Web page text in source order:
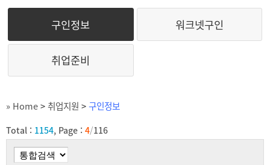
구인정보 워크넷구인
취업준비
» Home>취업지원 >구인정보
Total : 1154, Page : 4/116